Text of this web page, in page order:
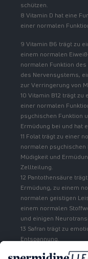
schützen.
8 Vitamin D hat eine
einer normalen
9 Vitamin B6 trägt zu
einem normalen
normalen Funktion
des Nervensystems,
zur Verringerung von
10 Vitamin B12 trägt
einer normalen
psychischen Funktion
Ermüdung bei und hat
11 Folat trägt zu einer
normalen psychischen
Müdigkeit und
Zellteilung.
12 Pantothensäure
Ermüdung, zu einem
normalen geistigen
einem normalen
und einigen
13 Safran trägt zu
Entspannung.